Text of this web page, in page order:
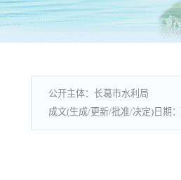
长葛市水利局